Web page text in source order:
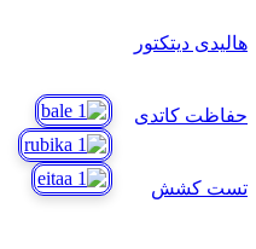
هالیدی دیتکتور
حفاظت کاتدی
تست کشش